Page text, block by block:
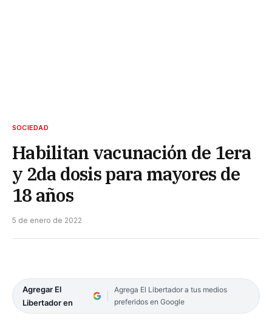
SOCIEDAD
Habilitan vacunación de 1era
y 2da dosis para mayores de
18 años
5 de enero de 2022
Agregar El
Libertador en
Agrega El Libertador a tus medios
preferidos en Google